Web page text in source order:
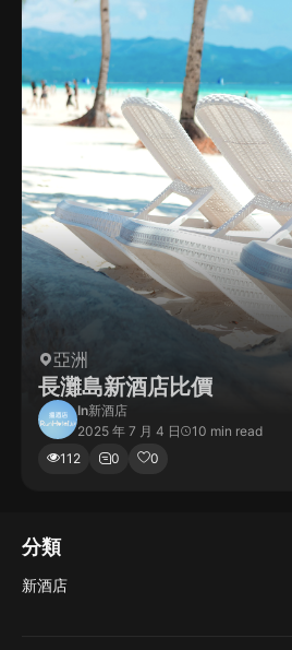
亞洲
長灘島新酒店比價
In新酒店
2025 年 7 月 4 日
10 min read
112
0 0
分類
新酒店